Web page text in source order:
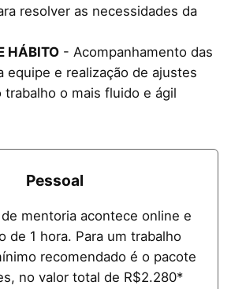
resolver as necessidades da
HÁBITO - Acompanhamento das
equipe e realização de ajustes
trabalho o mais fluido e ágil
Pessoal
mentoria acontece online e
de 1 hora. Para um trabalho
recomendado é o pacote
no valor total de R$2.280*